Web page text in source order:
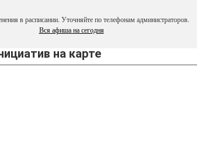
в расписании. Уточняйте по телефонам администраторов.
Вся афиша на сегодня
на карте